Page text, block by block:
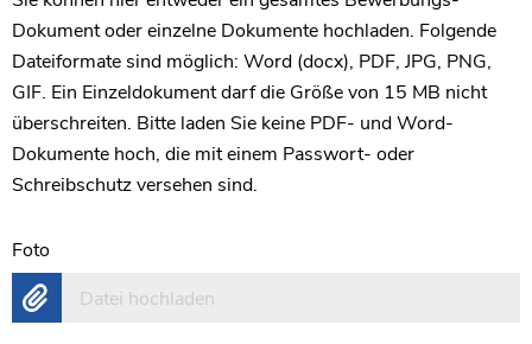
Dokument oder einzelne Dokumente hochladen. Folgende
Dateiformate sind möglich: Word (docx), PDF, JPG, PNG,
GIF. Ein Einzeldokument darf die Größe von 15 MB nicht
überschreiten. Bitte laden Sie keine PDF- und Word-
Dokumente hoch, die mit einem Passwort- oder
Schreibschutz versehen sind.
Foto
Datei hochladen